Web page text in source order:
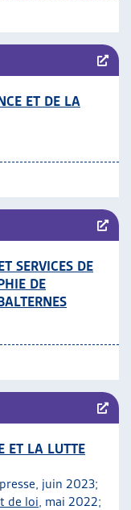
ET DE LA
SERVICES DE
DE
ET LA LUTTE
juin 2023;
de loi, mai 2022;